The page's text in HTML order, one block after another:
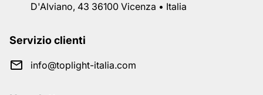
D'Alviano, 43 36100 Vicenza • Italia
Servizio clienti
info@toplight-italia.com